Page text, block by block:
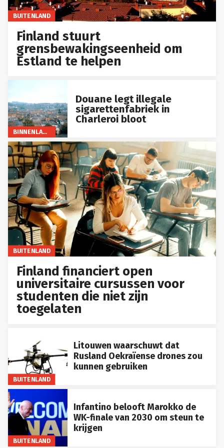
BUITENLAND
Finland stuurt
grensbewakingseenheid om
Estland te helpen
BINNENLAND
Douane legt illegale
sigarettenfabriek in
Charleroi bloot
BUITENLAND
Finland financiert open
universitaire cursussen voor
studenten die niet zijn
toegelaten
BUITENLAND
Litouwen waarschuwt dat
Rusland Oekraïense drones zou
kunnen gebruiken
BUITENLAND
Infantino belooft Marokko de
WK-finale van 2030 om steun te
krijgen